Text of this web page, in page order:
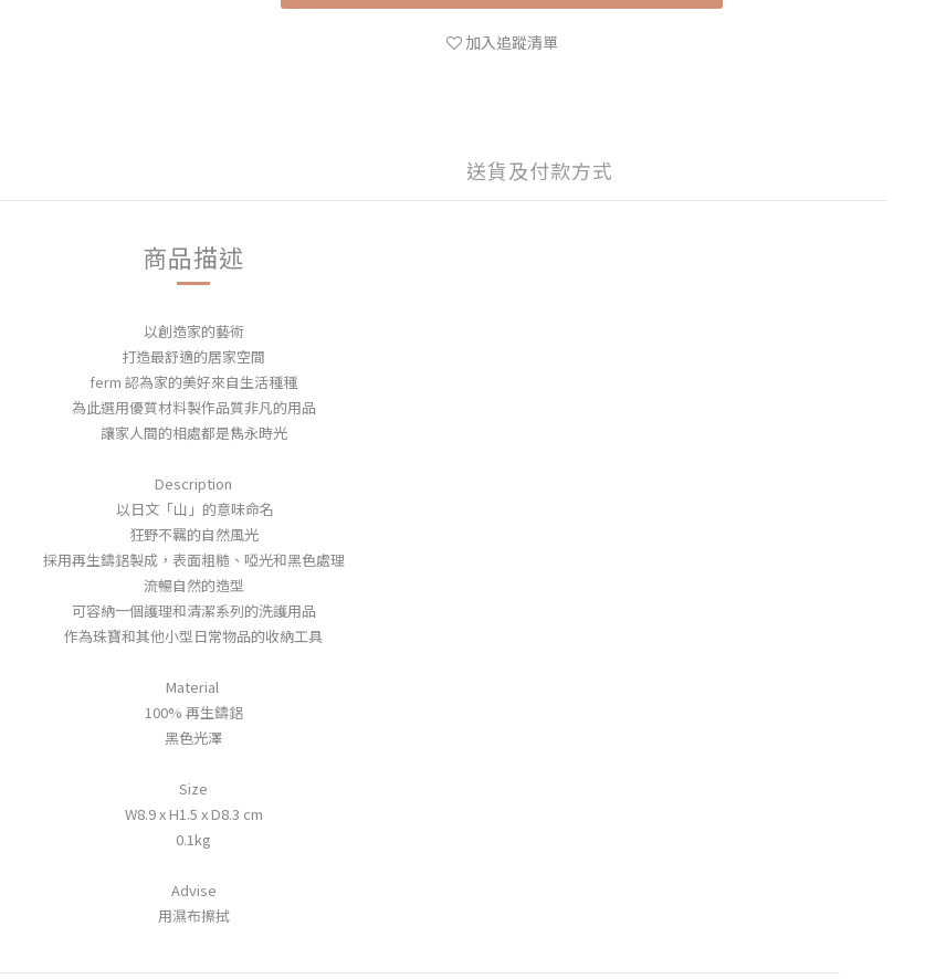
加入追蹤清單
送貨及付款方式
商品描述
以創造家的藝術
打造最舒適的居家空間
ferm 認為家的美好來自生活種種
為此選用優質材料製作品質非凡的用品
讓家人間的相處都是雋永時光
Description
以日文「山」的意味命名
狂野不羈的自然風光
採用再生鑄鋁製成，表面粗糙、啞光和黑色處理
流暢自然的造型
可容納一個護理和清潔系列的洗護用品
作為珠寶和其他小型日常物品的收納工具
Material
100% 再生鑄鋁
黑色光澤
Size
W8.9 x H1.5 x D8.3 cm
0.1kg
Advise
用濕布擦拭